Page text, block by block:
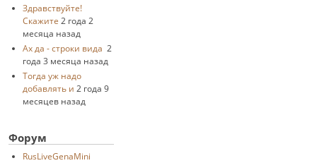
Здравствуйте!
Скажите 2 года 2
месяца назад
Ах да - строки вида 2
года 3 месяца назад
Тогда уж надо
добавлять и 2 года 9
месяцев назад
Форум
RusLiveGenaMini